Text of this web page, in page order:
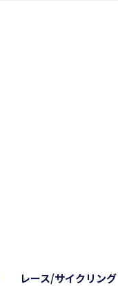
レース/サイクリング